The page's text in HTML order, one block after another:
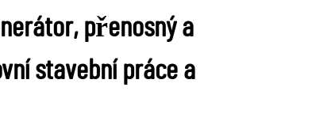
přenosný a
stavební práce a